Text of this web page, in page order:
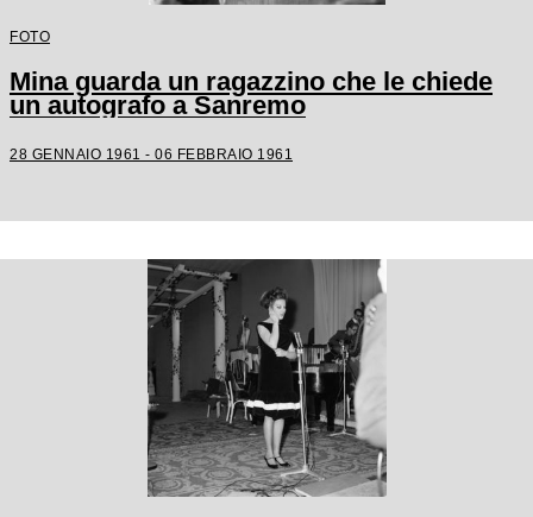
FOTO
Mina guarda un ragazzino che le chiede
un autografo a Sanremo
28 GENNAIO 1961 - 06 FEBBRAIO 1961